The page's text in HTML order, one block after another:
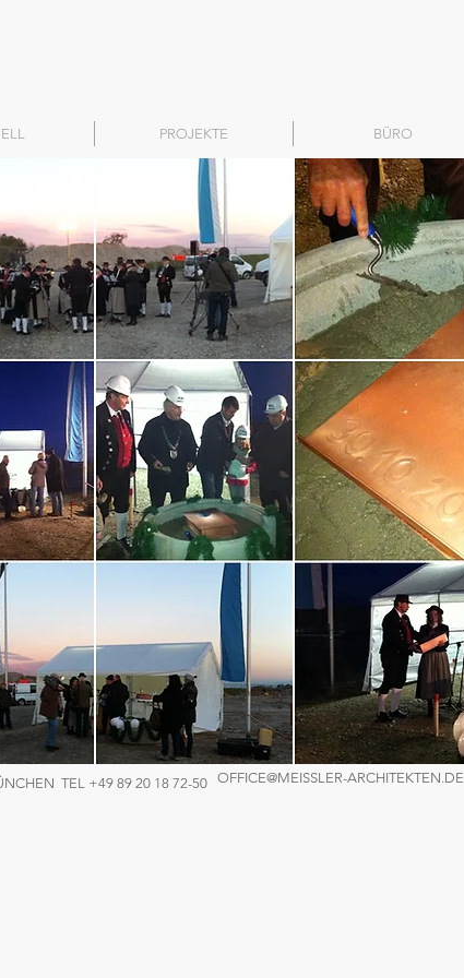
PROJEKTE BÜRO
TEL +49 89 20 18 72-50 OFFICE@MEISSLER-ARCHITEKTEN.DE